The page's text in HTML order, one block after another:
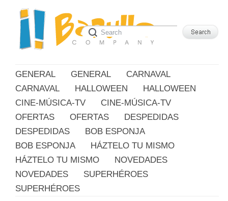
GENERAL GENERAL
CARNAVAL
CARNAVAL
HALLOWEEN
HALLOWEEN
CINE-MÚSICA-TV
CINE-MÚSICA-TV
OFERTAS
OFERTAS
DESPEDIDAS
DESPEDIDAS
BOB ESPONJA
BOB ESPONJA
HÁZTELO TU MISMO
HÁZTELO TU MISMO
NOVEDADES
NOVEDADES
SUPERHÉROES
SUPERHÉROES